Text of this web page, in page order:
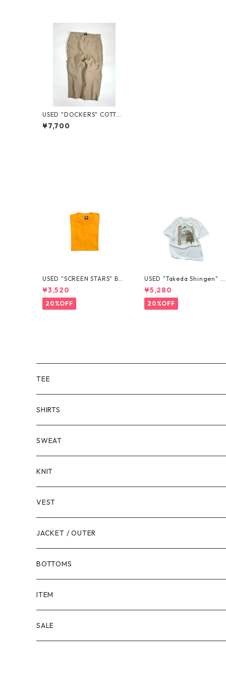
USED "DOCKERS" COTTON
PANTS
¥7,700
USED "SCREEN STARS" BL
ANK TEE
¥3,520
20%OFF
USED "Takeda Shingen" T
EE
¥5,280
20%OFF
TEE
SHORT SLEEVE
LONG SLEEVE
SHIRTS
SHORT SLEEVE
LONG SLEEVE
SWEAT
KNIT
VEST
JACKET / OUTER
BOTTOMS
SHORTS
PANTS
ITEM
SALE